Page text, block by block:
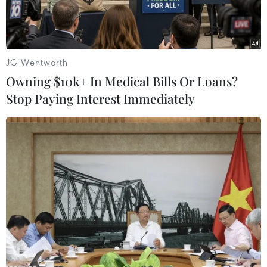
Softbank Group được cho là đang tìm kiếm một mức định giá
đem lại cho Arm giá trị vốn hóa thị trường ước tính hơn 60 tỷ
USD. (Nguồn: Reuters)
Arm, công ty thiết kế chip thuộc sở hữu của Tập
đoàn SoftBank Group, ngày 13/9 cho biết sẽ đặt
giá 51 USD/cổ phiếu trong đợt phát hành cổ
phiếu ra công chúng lần đầu (IPO) trên sàn
JG Wentworth
Owning $10k+ In Medical Bills Or Loans?
Stop Paying Interest Immediately